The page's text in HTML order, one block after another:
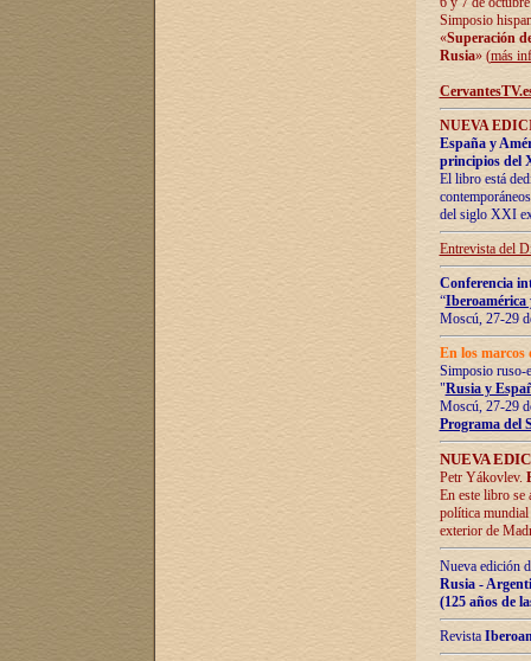
Simposio
«Superación
Rusia» (más
NUEVA
España y
principios del
El libro está
del siglo XXI
Entrevista del
Conferencia
“Iberoamérica
Moscú, 27-29
En los marcos
Simposio ruso-
"Rusia y
Moscú, 27-29
Programa del
NUEVA
Petr Yákovlev.
En este libro se
política mundial
exterior de
Nueva edición
Rusia -
(125 años de
Revista